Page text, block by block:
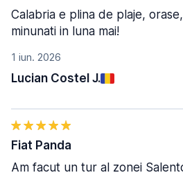
1 iun. 2026
Lucian Costel J.
Calabria e plina de plaje,
minunati in luna mai!
Fiat Panda
Am facut un tur al zonei